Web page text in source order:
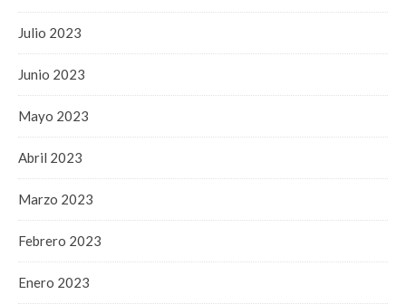
Julio 2023
Junio 2023
Mayo 2023
Abril 2023
Marzo 2023
Febrero 2023
Enero 2023